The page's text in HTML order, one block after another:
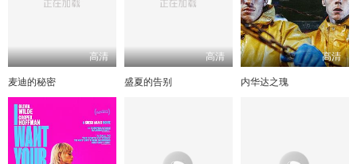
高清
麦迪的秘密
高清
盛夏的告别
高清
内华达之瑰